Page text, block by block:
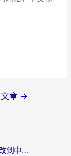
章 →
在意大利用小红书怎么把定位修改到中国国内？3个实用技巧+1个靠谱工具帮你搞定